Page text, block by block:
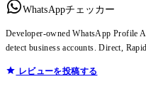
WhatsAppチェッカー
Developer-owned WhatsApp Profile
detect business accounts. Direct,
レビューを投稿する